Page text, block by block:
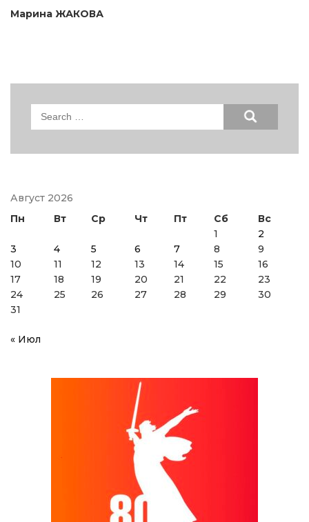
Марина ЖАКОВА
Search
Август 2026
Пн
Вт Ср Чт Пт Сб
Вс
1
2
3
4 5 6 7 8
9
10
11 12 13 14 15
16
17
18 19 20 21 22
23
24
25 26 27 28 29
30
31
« Июл